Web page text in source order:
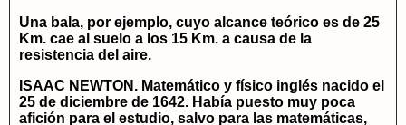
Una bala, por ejemplo, cuyo alcance teórico es de 25
Km. cae al suelo a los 15 Km. a causa de la
resistencia del aire.
ISAAC NEWTON. Matemático y físico inglés nacido el
25 de diciembre de 1642. Había puesto muy poca
afición para el estudio, salvo para las matemáticas,